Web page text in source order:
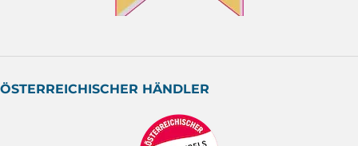
ÖSTERREICHISCHER HÄNDLER